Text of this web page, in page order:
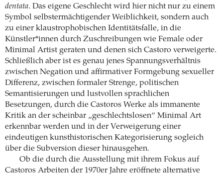
dentata. Das eigene Geschlecht wird hier nicht nur zu einem
Symbol selbstermächtigender Weiblichkeit, sondern auch
zu einer klaustrophobischen Identitätsfalle, in die
Künstler*innen durch Zuschreibungen wie Female oder
Minimal Artist geraten und denen sich Castoro verweigerte.
Schließlich aber ist es genau jenes Spannungsverhältnis
zwischen Negation und affirmativer Formgebung sexueller
Differenz, zwischen formaler Strenge, politischen
Semantisierungen und lustvollen sprachlichen
Besetzungen, durch die Castoros Werke als immanente
Kritik an der scheinbar „geschlechtslosen“ Minimal Art
erkennbar werden und in der Verweigerung einer
eindeutigen kunsthistorischen Kategorisierung sogleich
über die Subversion dieser hinausgehen.
Ob die durch die Ausstellung mit ihrem Fokus auf
Castoros Arbeiten der 1970er Jahre eröffnete alternative